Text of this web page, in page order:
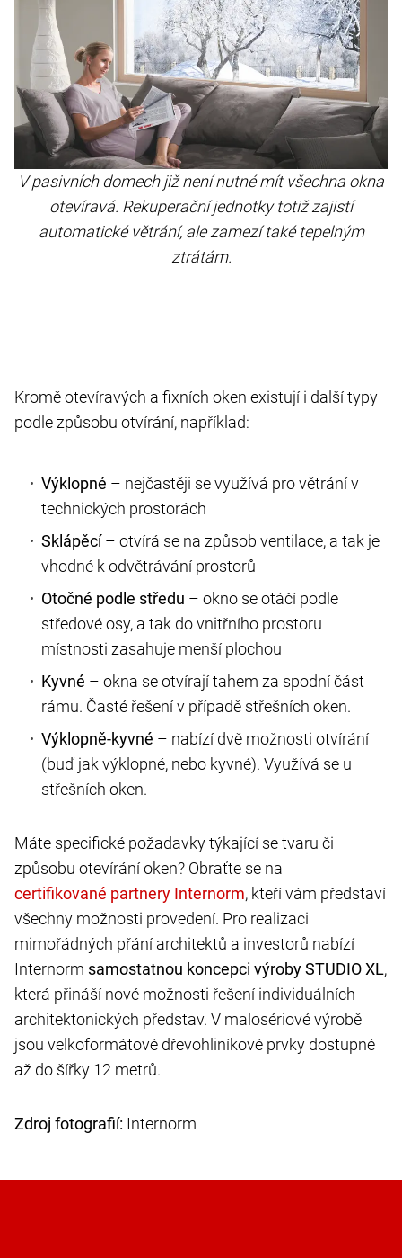
V pasivních domech již není nutné mít všechna okna
otevíravá. Rekuperační jednotky totiž zajistí
automatické větrání, ale zamezí také tepelným
ztrátám.
Kromě otevíravých a fixních oken existují i další typy
podle způsobu otvírání, například:
Výklopné – nejčastěji se využívá pro větrání v
technických prostorách
Sklápěcí– otvírá se na způsob ventilace, a tak je
vhodné k odvětrávání prostorů
Otočné podle středu – okno se otáčí podle
středové osy, a tak do vnitřního prostoru
místnosti zasahuje menší plochou
Kyvné – okna se otvírají tahem za spodní část
rámu. Časté řešení v případě střešních oken.
Výklopně-kyvné – nabízí dvě možnosti otvírání
(buď jak výklopné, nebo kyvné). Využívá se u
střešních oken.
Máte specifické požadavky týkající se tvaru či
způsobu otevírání oken? Obraťte se na
, kteří vám představí
všechny možnosti provedení. Pro realizaci
mimořádných přání architektů a investorů nabízí
Internorm samostatnou koncepci výroby STUDIO XL,
která přináší nové možnosti řešení individuálních
architektonických představ. V malosériové výrobě
jsou velkoformátové dřevohliníkové prvky dostupné
až do šířky 12 metrů.
Zdroj fotografií: Internorm